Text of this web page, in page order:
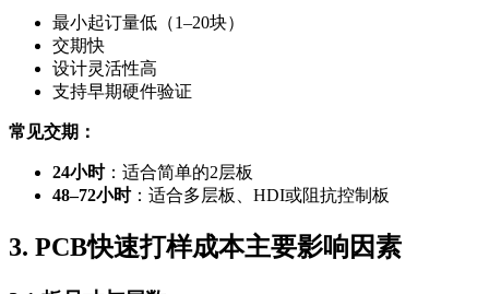
最小起订量低（1–20块）
交期快
设计灵活性高
支持早期硬件验证
常见交期：
24小时：适合简单的2层板
48–72小时：适合多层板、HDI或阻抗控制板
3. PCB快速打样成本主要影响因素